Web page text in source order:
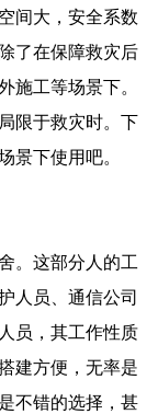
间大，安全系数
了在保障救灾后
施工等场景下。
限于救灾时。下
景下使用吧。
。这部分人的工
人员、通信公司
员，其工作性质
建方便，无率是
不错的选择，甚